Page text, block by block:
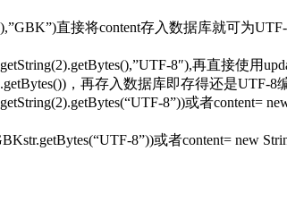
直接将content存入数据库就可为UTF-
8″),再直接使用
，再存入数据库即存得还是UTF-8
8”))或者content=
8”))或者content= new